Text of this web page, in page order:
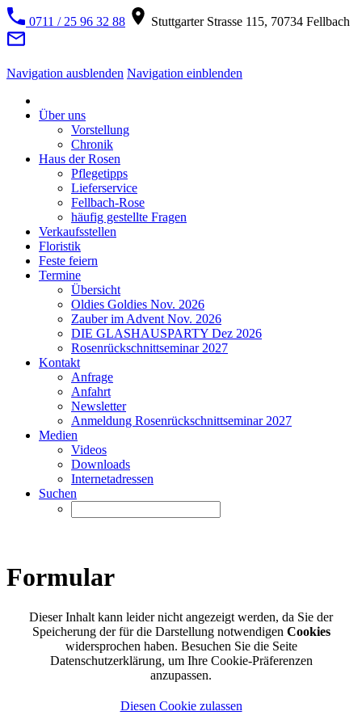
0711 / 25 96 32 88 Stuttgarter Strasse 115, 70734 Fellbach
Navigation ausblenden Navigation einblenden
Über uns
Vorstellung
Chronik
Haus der Rosen
Pflegetipps
Lieferservice
Fellbach-Rose
häufig gestellte Fragen
Verkaufsstellen
Floristik
Feste feiern
Termine
Übersicht
Oldies Goldies Nov. 2026
Zauber im Advent Nov. 2026
DIE GLASHAUSPARTY Dez 2026
Rosenrückschnittseminar 2027
Kontakt
Anfrage
Anfahrt
Newsletter
Anmeldung Rosenrückschnittseminar 2027
Medien
Videos
Downloads
Internetadressen
Suchen
Formular
Dieser Inhalt kann leider nicht angezeigt werden, da Sie der
Speicherung der für die Darstellung notwendigen Cookies
widersprochen haben. Besuchen Sie die Seite
Datenschutzerklärung, um Ihre Cookie-Präferenzen
anzupassen.
Diesen Cookie zulassen